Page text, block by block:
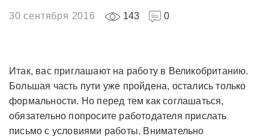
30 сентября 2016 143 0
Итак, вас приглашают на работу в Великобританию.
Большая часть пути уже пройдена, остались только
формальности. Но перед тем как соглашаться,
обязательно попросите работодателя прислать
письмо с условиями работы. Внимательно